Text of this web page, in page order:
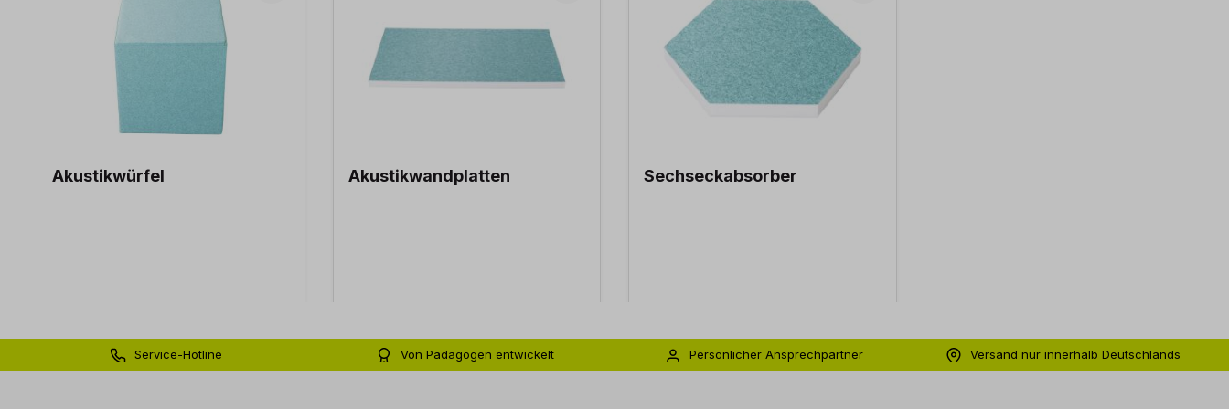
Akustikwürfel Akustikwandplatten Sechseckabsorber
Service-Hotline
Von Pädagogen entwickelt
Persönlicher Ansprechpartner
Versand nur innerhalb Deutschlands